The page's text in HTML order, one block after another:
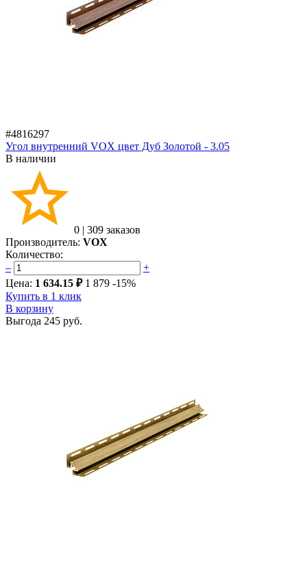
#4816297
Угол внутренний VOX цвет Дуб Золотой - 3.05
В наличии
0 | 309 заказов
Производитель: VOX
Количество:
–
+
Цена: 1 634.15 ₽ 1 879 -15%
Купить в 1 клик
В корзину
Выгода 245 руб.